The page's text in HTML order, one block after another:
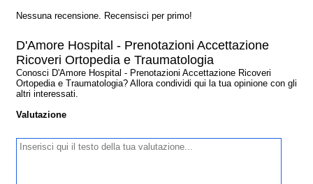
Nessuna recensione. Recensisci per primo!
D'Amore Hospital - Prenotazioni Accettazione
Ricoveri Ortopedia e Traumatologia
Conosci D'Amore Hospital - Prenotazioni Accettazione Ricoveri
Ortopedia e Traumatologia? Allora condividi qui la tua opinione con gli
altri interessati.
Valutazione